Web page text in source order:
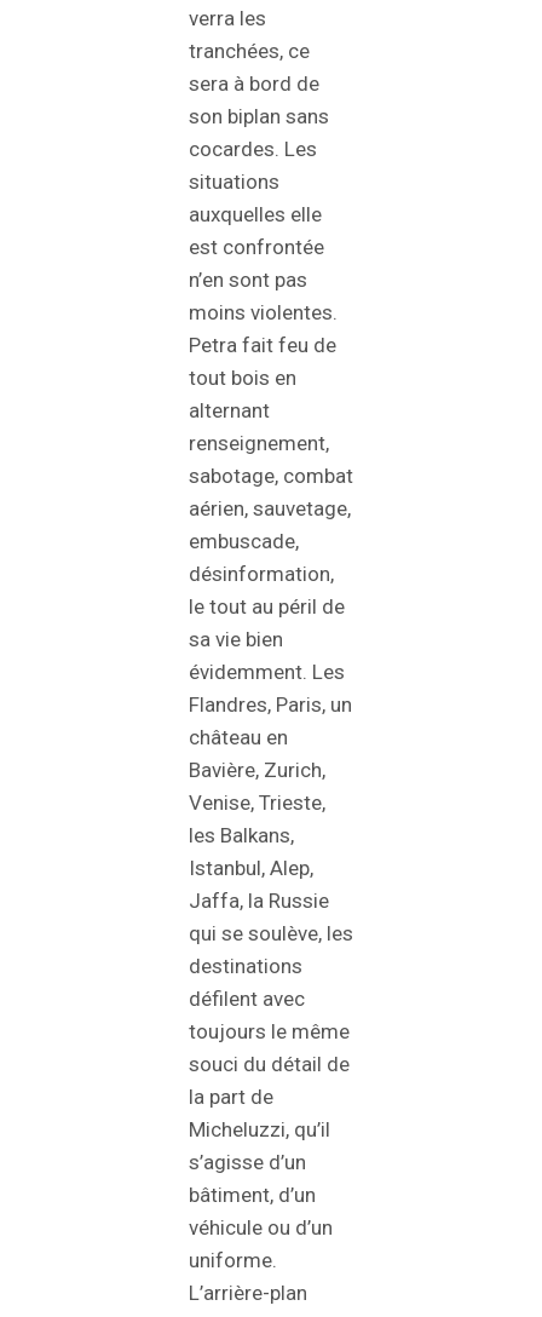
verra les
tranchées, ce
sera à bord de
son biplan sans
cocardes. Les
situations
auxquelles elle
est confrontée
n’en sont pas
moins violentes.
Petra fait feu de
tout bois en
alternant
renseignement,
sabotage, combat
aérien, sauvetage,
embuscade,
désinformation,
le tout au péril de
sa vie bien
évidemment. Les
Flandres, Paris, un
château en
Bavière, Zurich,
Venise, Trieste,
les Balkans,
Istanbul, Alep,
Jaffa, la Russie
qui se soulève, les
destinations
défilent avec
toujours le même
souci du détail de
la part de
Micheluzzi, qu’il
s’agisse d’un
bâtiment, d’un
véhicule ou d’un
uniforme.
L’arrière-plan